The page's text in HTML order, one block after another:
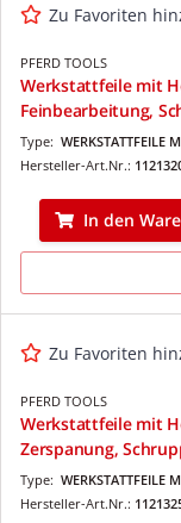
Zu Favoriten
PFERD TOOLS
Werkstattfeile mit
Feinbearbeitung,
Type: WERKSTATTFEILE
Hersteller-Art.Nr.:
In den
Zu Favoriten
PFERD TOOLS
Werkstattfeile mit
Zerspanung,
Type: WERKSTATTFEILE
Hersteller-Art.Nr.: